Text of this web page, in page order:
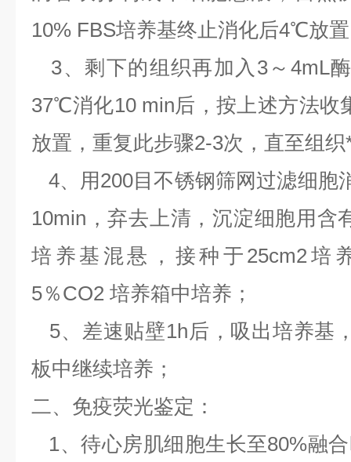
10% FBS培养基终止消化后4℃放
3、剩下的组织再加入3～4mL
37℃消化10 min后，按上述方法
放置，重复此步骤2-3次，直至组
4、用200目不锈钢筛网过滤细胞
10min，弃去上清，沉淀细胞用含
培养基混悬，接种于25cm2
5％CO2 培养箱中培养；
5、差速贴壁1h后，吸出培养基
板中继续培养；
二、免疫荧光鉴定：
1、待心房肌细胞生长至80%融